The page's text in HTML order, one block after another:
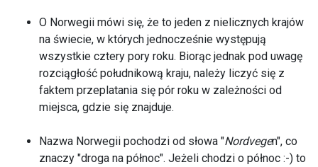
O Norwegii mówi się, że to jeden z nielicznych krajów
na świecie, w których jednocześnie występują
wszystkie cztery pory roku. Biorąc jednak pod uwagę
rozciągłość południkową kraju, należy liczyć się z
faktem przeplatania się pór roku w zależności od
miejsca, gdzie się znajduje.
Nazwa Norwegii pochodzi od słowa "Nordvegen", co
znaczy "droga na północ". Jeżeli chodzi o północ :-) to